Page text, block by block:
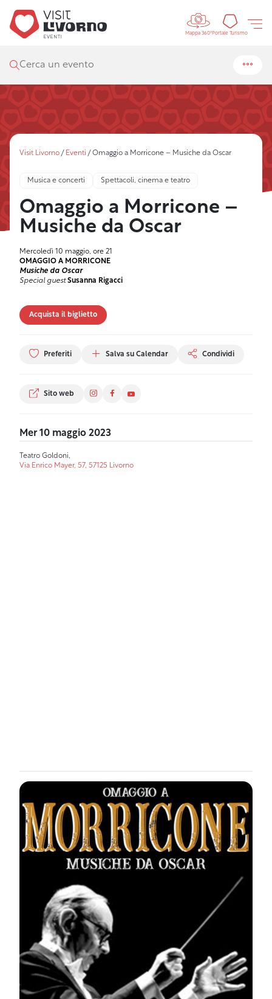
Controls
Mappa 360°Portale Turismo
Cerca un evento
Visit Livorno / Eventi / Omaggio a Morricone – Musiche da Oscar
Musica e concerti Spettacoli, cinema e teatro
Omaggio a Morricone –
Musiche da Oscar
Mercoledì 10 maggio, ore 21
OMAGGIO A MORRICONE
Musiche da Oscar
Special guestSusanna Rigacci
Acquista il biglietto
Preferiti Salva su Calendar Condividi
Sito web
Mer 10 maggio 2023
Teatro Goldoni,
Via Enrico Mayer, 57, 57125 Livorno